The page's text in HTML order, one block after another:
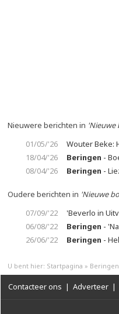
Nieuwere berichten in 'Nieuwe
01/05/'26
Wouter Beke:
18/04/'26
Beringen -
08/04/'26
Beringen -
Oudere berichten in 'Nieuwe
07/09/'22
'Beverlo in
06/08/'22
Beringen -
26/06/'22
Beringen -
U bent hier: Startpagina » Beringen
Contacteer ons | Adverteer |